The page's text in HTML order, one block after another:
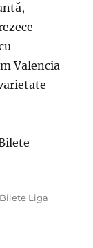
Valencia
Bilete Liga